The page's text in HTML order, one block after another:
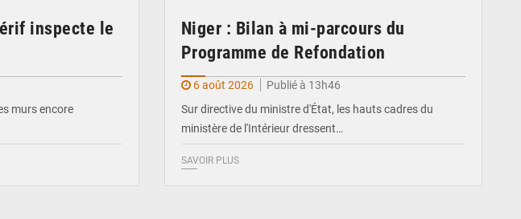
inspecte le
murs encore
Niger : Bilan à mi-parcours du
Programme de Refondation
6 août 2026
Publié à 13h46
Sur directive du ministre d'État, les hauts cadres du
ministère de l'Intérieur dressent…
SAVOIR PLUS